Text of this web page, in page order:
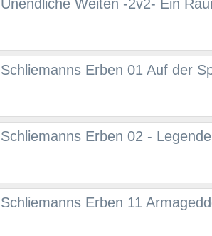
Unendliche Weiten -2v2- Ein
Schliemanns Erben 01 Auf der
Schliemanns Erben 02 -
Schliemanns Erben 11